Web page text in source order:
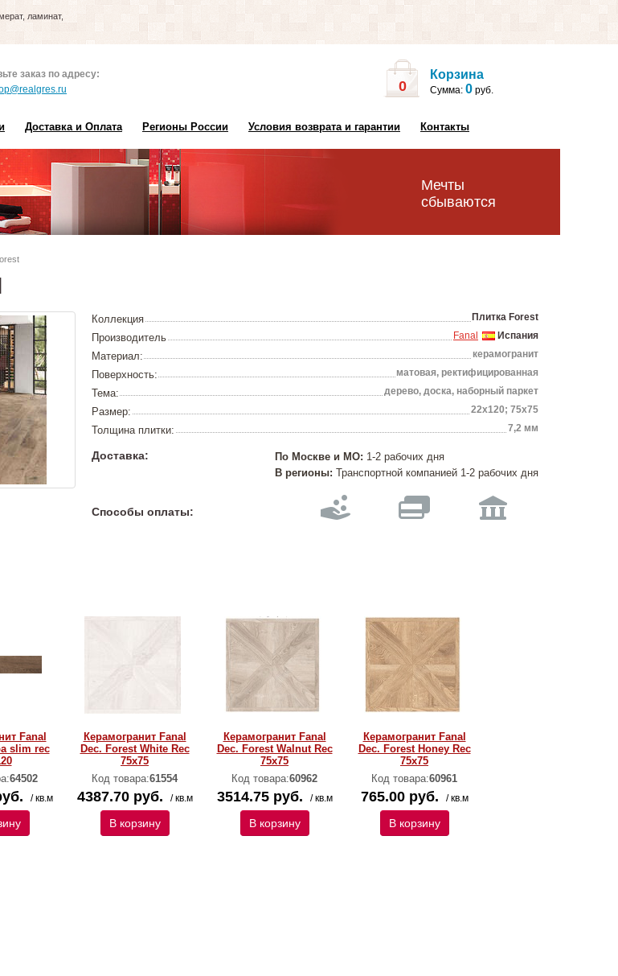
ламинат,
заказ по адресу:
0
Корзина
Сумма: 0 руб.
Доставка и Оплата Регионы России Условия возврата и гарантии Контакты
Мечты
сбываются
Коллекция Плитка Forest
Производитель Испания
Fanal
Материал: керамогранит
Поверхность: матовая, ректифицированная
Тема: дерево, доска, наборный паркет
Размер: 22х120; 75х75
Толщина плитки: 7,2 мм
Доставка: По Москве и МО: 1-2 рабочих дня
В регионы: Транспортной компанией 1-2 рабочих дня
Способы оплаты:
Fanal
slim rec
64502
/ кв.м
Керамогранит Fanal
Dec. Forest White Rec
75x75
Код товара:61554
4387.70 руб. / кв.м
В корзину
Керамогранит Fanal
Dec. Forest Walnut Rec
75x75
Код товара:60962
3514.75 руб. / кв.м
В корзину
Керамогранит Fanal
Dec. Forest Honey Rec
75x75
Код товара:60961
765.00 руб. / кв.м
В корзину